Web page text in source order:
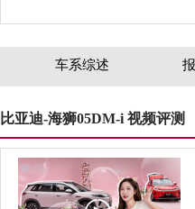
车系综述
比亚迪-海狮05DM-i 视频评测